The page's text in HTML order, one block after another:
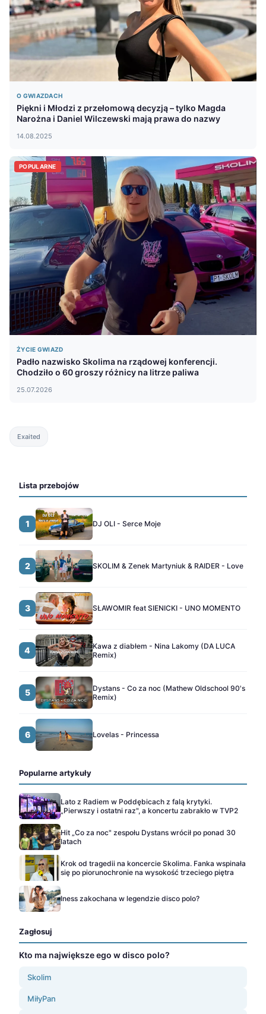
O GWIAZDACH
Piękni i Młodzi z przełomową decyzją – tylko Magda
Narożna i Daniel Wilczewski mają prawa do nazwy
14.08.2025
POPULARNE
ŻYCIE GWIAZD
Padło nazwisko Skolima na rządowej konferencji.
Chodziło o 60 groszy różnicy na litrze paliwa
25.07.2026
Exaited
Lista przebojów
1 DJ OLI - Serce Moje
2 SKOLIM & Zenek Martyniuk & RAIDER - Love
3 SŁAWOMIR feat SIENICKI - UNO MOMENTO
4
Kawa z diabłem - Nina Lakomy (DA LUCA
Remix)
5
Dystans - Co za noc (Mathew Oldschool 90's
Remix)
6 Lovelas - Princessa
Popularne artykuły
Lato z Radiem w Poddębicach z falą krytyki.
„Pierwszy i ostatni raz", a koncertu zabrakło w TVP2
Hit „Co za noc" zespołu Dystans wrócił po ponad 30
latach
Krok od tragedii na koncercie Skolima. Fanka wspinała
się po piorunochronie na wysokość trzeciego piętra
Iness zakochana w legendzie disco polo?
Zagłosuj
Kto ma największe ego w disco polo?
Skolim
MiłyPan